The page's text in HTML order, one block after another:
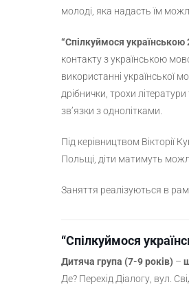
молоді, яка надасть їм
“Спілкуймося українською
контакту з українською
використанні української
дрібнички, трохи
зв’язки з однолітками.
Під керівництвом Вікторії
Польщі, діти матимуть
Заняття реалізуються в
“Спілкуймося
Дитяча група (7-9 років) –
Де? Перехід Діалогу, вул.